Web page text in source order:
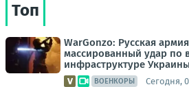
Топ
WarGonzo: Русская
массированный удар по
инфраструктуре Украины
ВОЕНКОРЫ Сегодня,